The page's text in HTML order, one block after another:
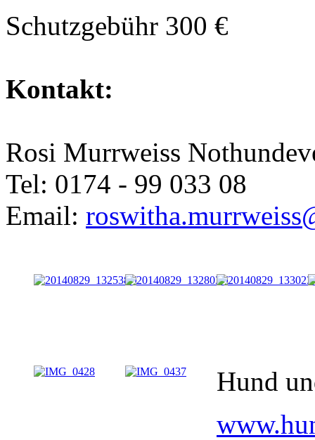
Schutzgebühr 300 €
Kontakt:
Rosi Murrweiss
Tel: 0174 - 99 033 08
Email:
Hund